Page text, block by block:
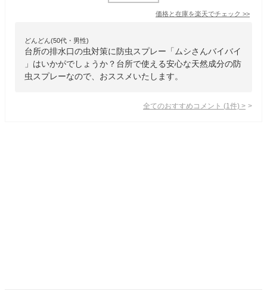
価格と在庫を楽天でチェック >>
どんどん(50代・男性)
台所の排水口の虫対策に防虫スプレー「ムシさんバイバイ
」はいかがでしょうか？台所で使える安心な天然成分の防
虫スプレーなので、おススメいたします。
全てのおすすめコメント (1 件) >